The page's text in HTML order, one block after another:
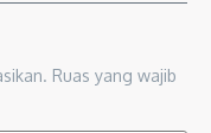
Ruas yang wajib